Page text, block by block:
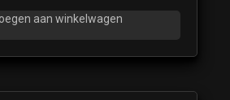
aan winkelwagen